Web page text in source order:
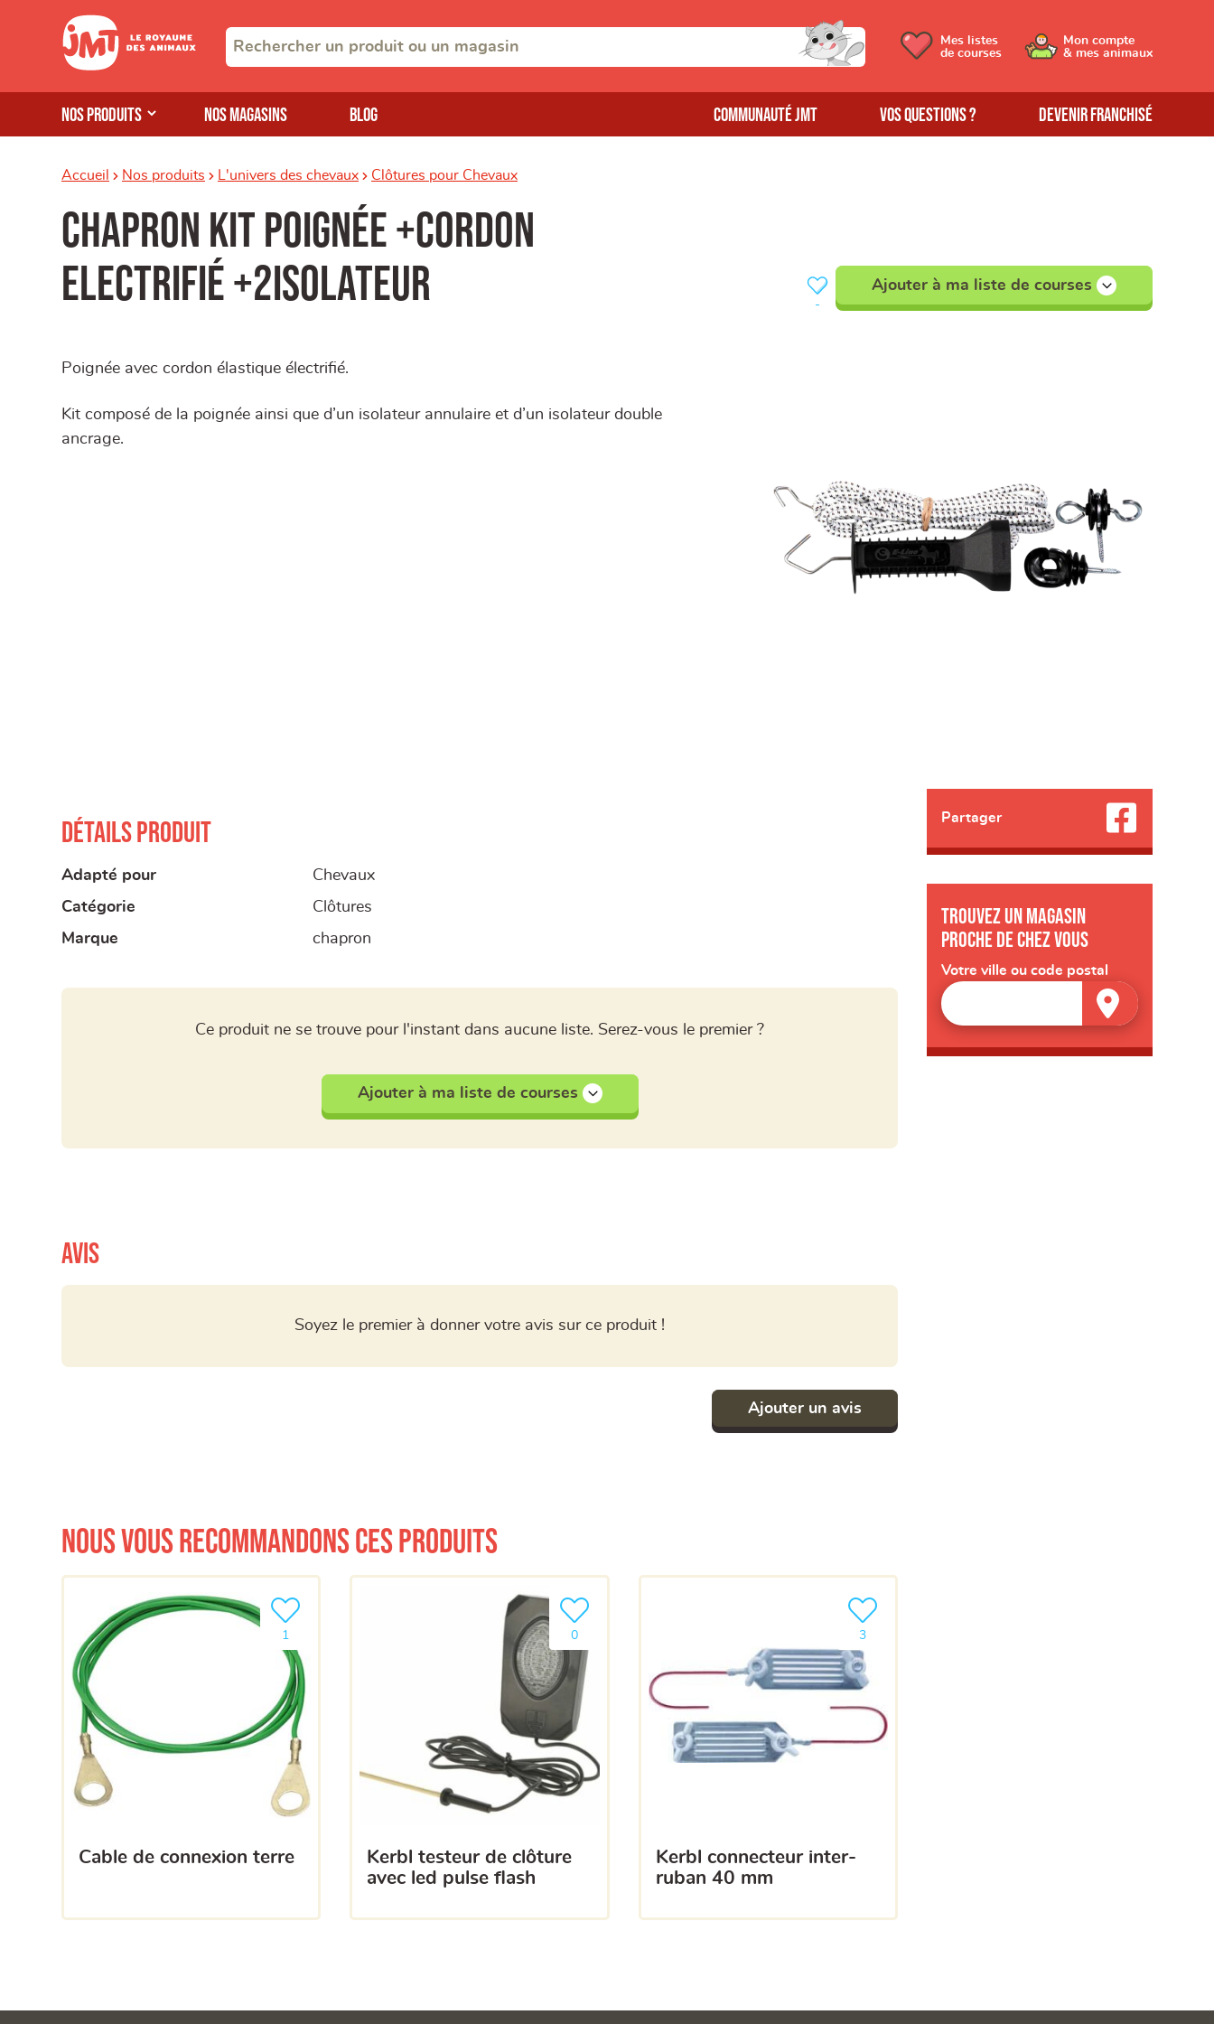
Nos produits Nos magasins Blog Communauté JMT Vos questions ? Devenir franchisé
Mes listes
de courses
Mon compte
& mes animaux
Accueil Nos produits L'univers des chevaux Clôtures pour Chevaux
Chapron Kit Poignée +Cordon
Electrifié +2isolateur
-
Ajouter à ma liste de courses
Poignée avec cordon élastique électrifié.
Kit composé de la poignée ainsi que d’un isolateur annulaire et d’un isolateur double
ancrage.
Détails produit
Adapté pour
Chevaux
Catégorie
Clôtures
Marque
chapron
Ce produit ne se trouve pour l'instant dans aucune liste. Serez-vous le premier ?
Ajouter à ma liste de courses
Avis
Soyez le premier à donner votre avis sur ce produit !
Ajouter un avis
Nous vous recommandons ces produits
cable de connexion terre
1
Ajouter le produit à ma liste
kerbl testeur de clôture
avec led pulse flash
0
Ajouter le produit à ma liste
kerbl connecteur inter-
ruban 40 mm
3
Ajouter le produit à ma liste
Partager
Trouvez un magasin
proche de chez vous
Votre ville ou code postal